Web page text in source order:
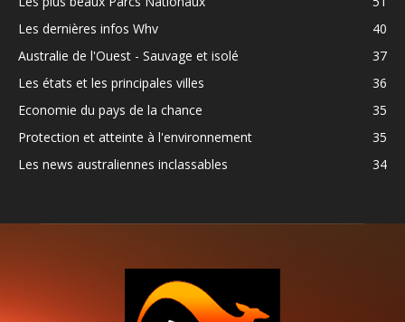
Les dernières infos Whv
40
Australie de l'Ouest - Sauvage et isolé
37
Les états et les principales villes
36
Economie du pays de la chance
35
Protection et atteinte à l'environnement
35
Les news australiennes inclassables
34